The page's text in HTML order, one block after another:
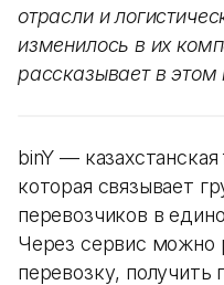
отрасли и
изменилось в их
рассказывает в
binY —
которая связывает
перевозчиков в
Через сервис можно
перевозку, получить